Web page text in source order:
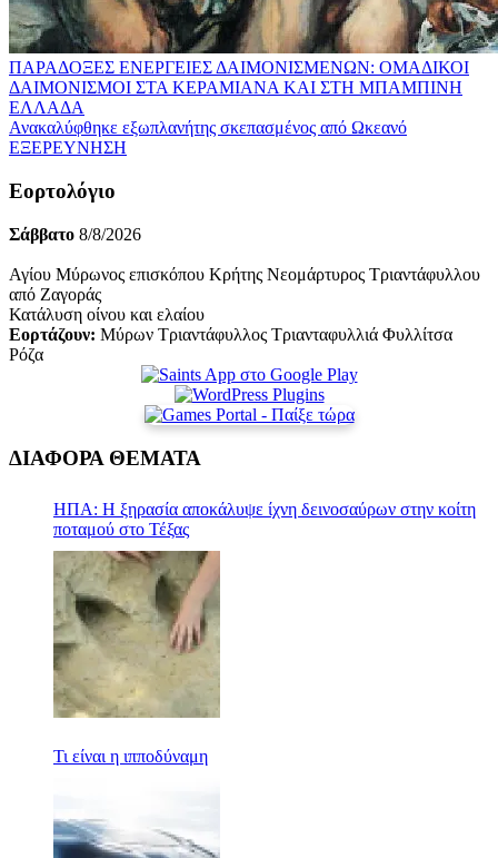
ΠΑΡΑΔΟΞΕΣ ΕΝΕΡΓΕΙΕΣ ΔΑΙΜΟΝΙΣΜΕΝΩΝ: ΟΜΑΔΙΚΟΙ
ΔΑΙΜΟΝΙΣΜΟΙ ΣΤΑ ΚΕΡΑΜΙΑΝΑ ΚΑΙ ΣΤΗ ΜΠΑΜΠΙΝΗ
ΕΛΛΑΔΑ
Ανακαλύφθηκε εξωπλανήτης σκεπασμένος από Ωκεανό
ΕΞΕΡΕΥΝΗΣΗ
Εορτολόγιο
Σάββατο 8/8/2026
Αγίου Μύρωνος επισκόπου Κρήτης Νεομάρτυρος Τριαντάφυλλου
από Ζαγοράς
Κατάλυση οίνου και ελαίου
Εορτάζουν: Μύρων Τριαντάφυλλος Τριανταφυλλιά Φυλλίτσα
Ρόζα
ΔΙΑΦΟΡΑ ΘΕΜΑΤΑ
ΗΠΑ: Η ξηρασία αποκάλυψε ίχνη δεινοσαύρων στην κοίτη
ποταμού στο Τέξας
Τι είναι η ιπποδύναμη